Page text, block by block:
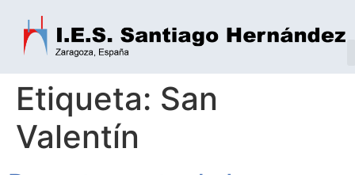
Etiqueta: San
Valentín